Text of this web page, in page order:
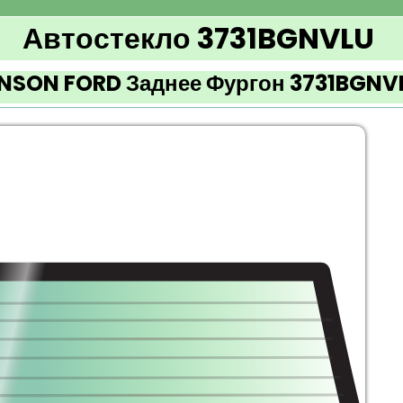
Автостекло 3731BGNVLU
FORD Заднее Фургон